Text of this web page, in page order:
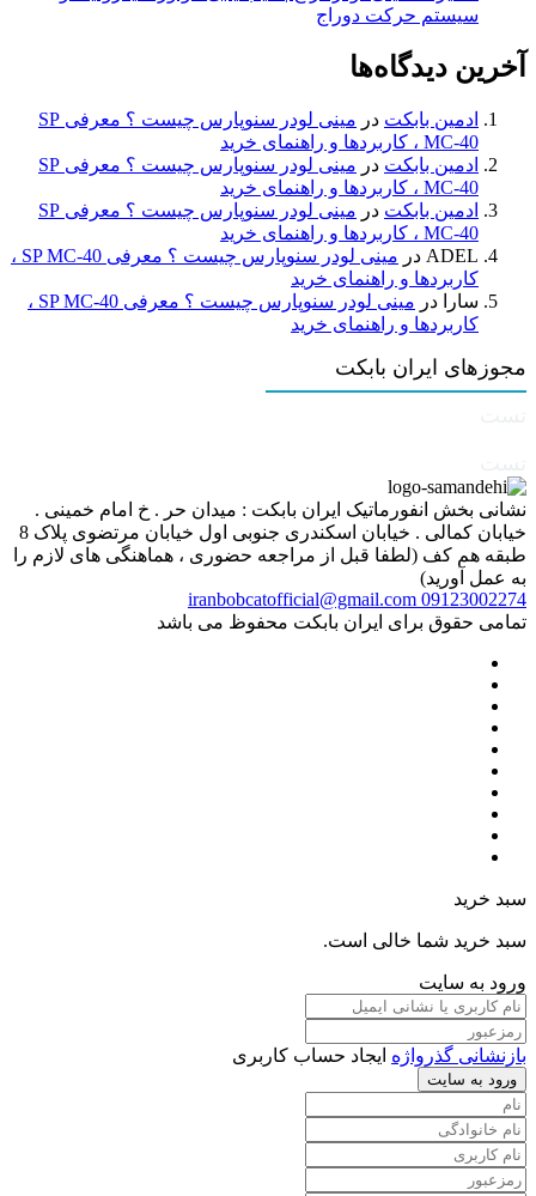
سیستم حرکت دوراج
آخرین دیدگاه‌ها
ادمین بابکت در
مینی لودر سنوپارس چیست ؟ معرفی SP
MC-40 ، کاربردها و راهنمای خرید
ادمین بابکت در
مینی لودر سنوپارس چیست ؟ معرفی SP
MC-40 ، کاربردها و راهنمای خرید
ادمین بابکت در
مینی لودر سنوپارس چیست ؟ معرفی SP
MC-40 ، کاربردها و راهنمای خرید
ADEL در
مینی لودر سنوپارس چیست ؟ معرفی SP MC-40 ،
کاربردها و راهنمای خرید
سارا
در
مینی لودر سنوپارس چیست ؟ معرفی SP MC-40 ،
کاربردها و راهنمای خرید
مجوزهای ایران بابکت
نشانی بخش انفورماتیک ایران بابکت : میدان حر . خ امام خمینی .
خیابان کمالی . خیابان اسکندری جنوبی اول خیابان مرتضوی پلاک 8
طبقه هم کف (لطفا قبل از مراجعه حضوری ، هماهنگی های لازم را
به عمل آورید)
09123002274
iranbobcatofficial@gmail.com
تمامی حقوق برای ایران بابکت محفوظ می باشد
سبد خرید
سبد خرید شما خالی است.
ورود به سایت
بازنشانی گذرواژه ایجاد حساب کاربری
ورود به سایت